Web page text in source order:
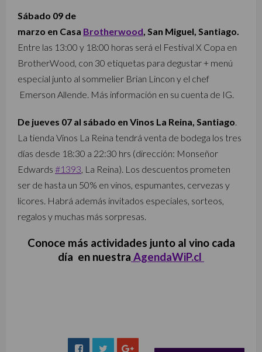
Sábado 09 de
marzo en Casa Brotherwood , San Miguel, Santiago.
Entre las 13:00 y 18:00 horas será el Festival X Copa en
BrotherWood, con 30 etiquetas para degustar + menú
especial junto al sommelier Brian Lincon y el chef
Emerson Allende. Más información en su cuenta de IG.
De jueves 07 al sábado en Vinos La Reina, Santiago
La tienda Vinos La Reina tendrá venta de bodega los tres
días desde 18:30 a 22:30 hrs (dirección: Monseñor
Edwards #1393 , La Reina). Los descuentos prometen
ser de hasta un 50% en vinos, espumantes, cervezas y
licores. Habrá además invitados especiales, sorteos,
regalos y muchas más sorpresas.
Conoce más actividades junto al vino cada
día en nuestra AgendaWiP.cl